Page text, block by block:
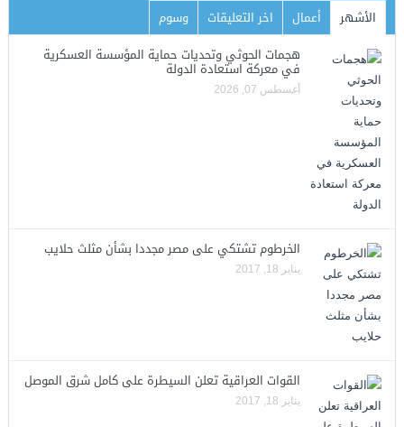
الأشهر أعمال اخر التعليقات
وسوم
هجمات الحوثي وتحديات حماية المؤسسة العسكرية
في معركة استعادة الدولة
أغسطس 07, 2026
الخرطوم تشتكي على مصر مجددا بشأن مثلث حلايب
يناير 18, 2017
القوات العراقية تعلن السيطرة على كامل شرق الموصل
يناير 18, 2017